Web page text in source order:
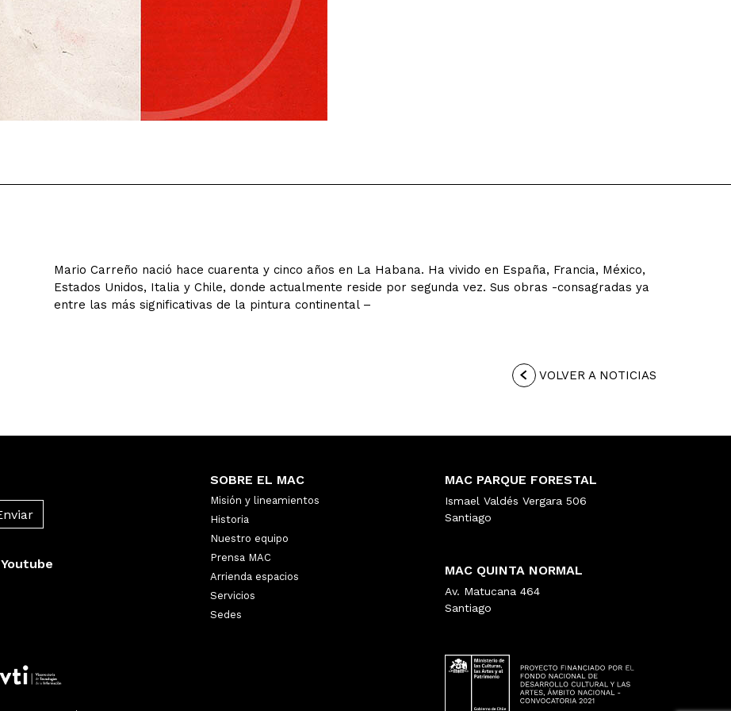
Mario Carreño nació hace cuarenta y cinco años en La Habana. Ha vivido en España, Francia, México,
Estados Unidos, Italia y Chile, donde actualmente reside por segunda vez. Sus obras -consagradas ya
entre las más significativas de la pintura continental –
VOLVER A NOTICIAS
Youtube
SOBRE EL MAC
Misión y lineamientos
Historia
Nuestro equipo
Prensa MAC
Arrienda espacios
Servicios
Sedes
MAC PARQUE FORESTAL
Ismael Valdés Vergara 506
Santiago
MAC QUINTA NORMAL
Av. Matucana 464
Santiago